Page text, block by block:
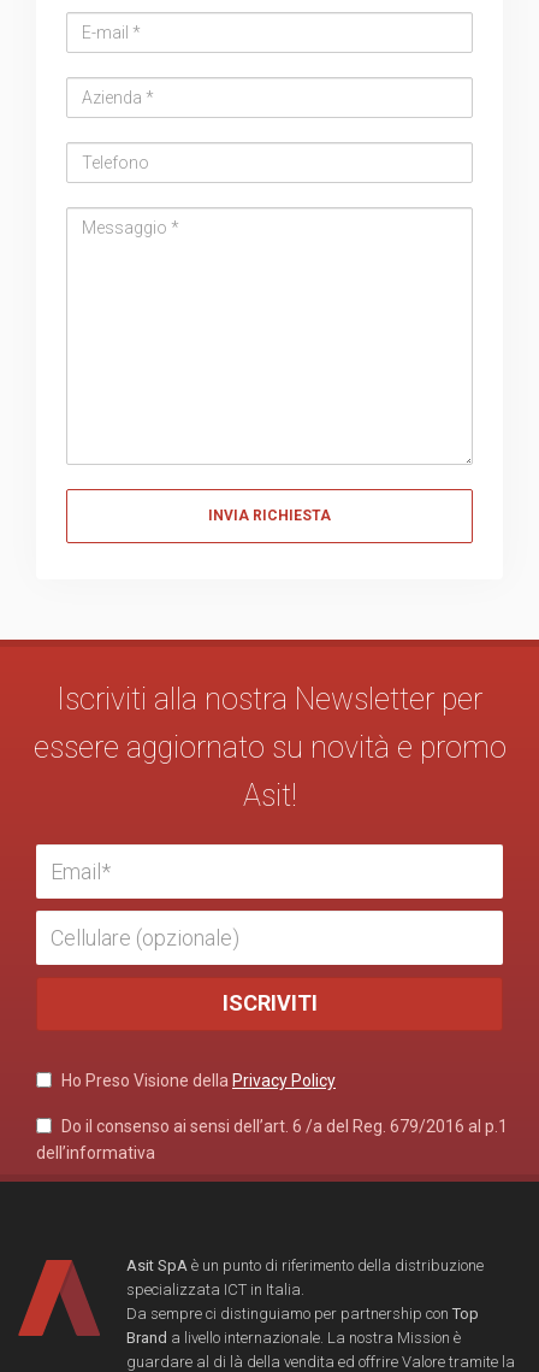
address
Iscriviti alla nostra Newsletter per
essere aggiornato su novità e promo
Asit!
Ho Preso Visione della Privacy Policy
Do il consenso ai sensi dell’art. 6 /a del Reg. 679/2016 al p.1
dell’informativa
Asit SpA è un punto di riferimento della distribuzione
specializzata ICT in Italia.
Da sempre ci distinguiamo per partnership con Top
Brand a livello internazionale. La nostra Mission è
guardare al di là della vendita ed offrire Valore tramite la